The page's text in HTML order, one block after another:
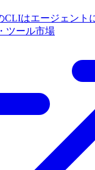
CLIはエージェント
ツール市場